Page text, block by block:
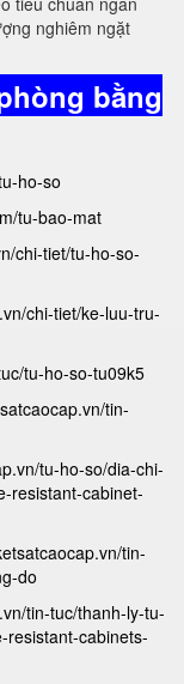
nghiêm ngặt
bằng
ho-so
tu-bao-mat
chi-tiet/tu-ho-so-
chi-tiet/ke-luu-tru-
tu-ho-so-tu09k5
tin-
tu-ho-so/dia-chi-
resistant-cabinet-
tin-
do
tin-tuc/thanh-ly-tu-
cabinets-